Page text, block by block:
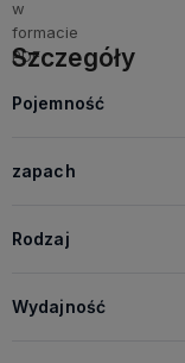
Szczegóły
Pojemność
zapach
Rodzaj
Wydajność